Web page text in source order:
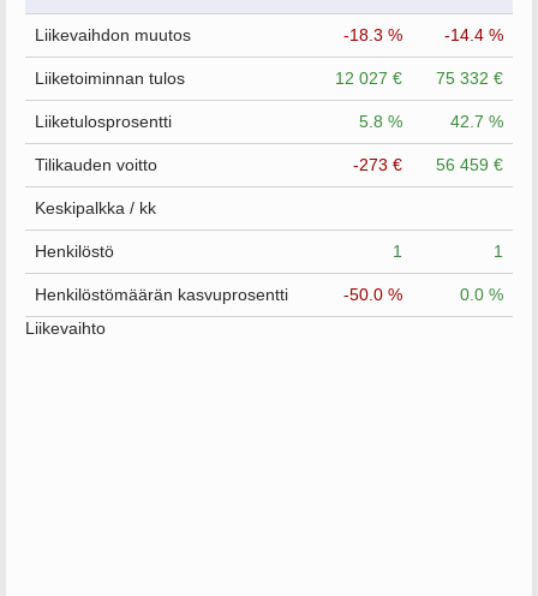
Liikevaihdon muutos -18.3 % -14.4 %
Liiketoiminnan tulos 12 027 € 75 332 €
Liiketulosprosentti 5.8 % 42.7 %
Tilikauden voitto -273 € 56 459 €
Keskipalkka / kk
Henkilöstö 1 1
Henkilöstömäärän kasvuprosentti -50.0 %
0.0 %
Liikevaihto